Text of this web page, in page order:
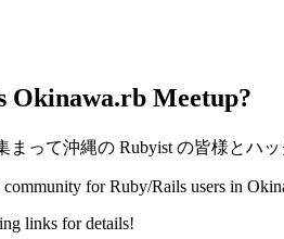
Okinawa.rb Meetup?
まって沖縄の Rubyist の皆様とハ
for Ruby/Rails users in
links for details!